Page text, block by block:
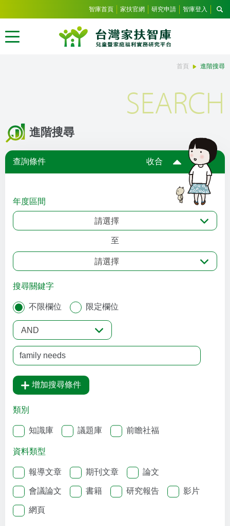
智庫首頁 家扶官網 研究申請 智庫登入
首頁 進階搜尋
進階搜尋
SEARCH
查詢條件 收合
年度區間
請選擇
至
請選擇
搜尋關鍵字
不限欄位 限定欄位
AND
增加搜尋條件
類別
知識庫 議題庫 前瞻社福
資料類型
報導文章 期刊文章 論文
會議論文 書籍 研究報告 影片
網頁